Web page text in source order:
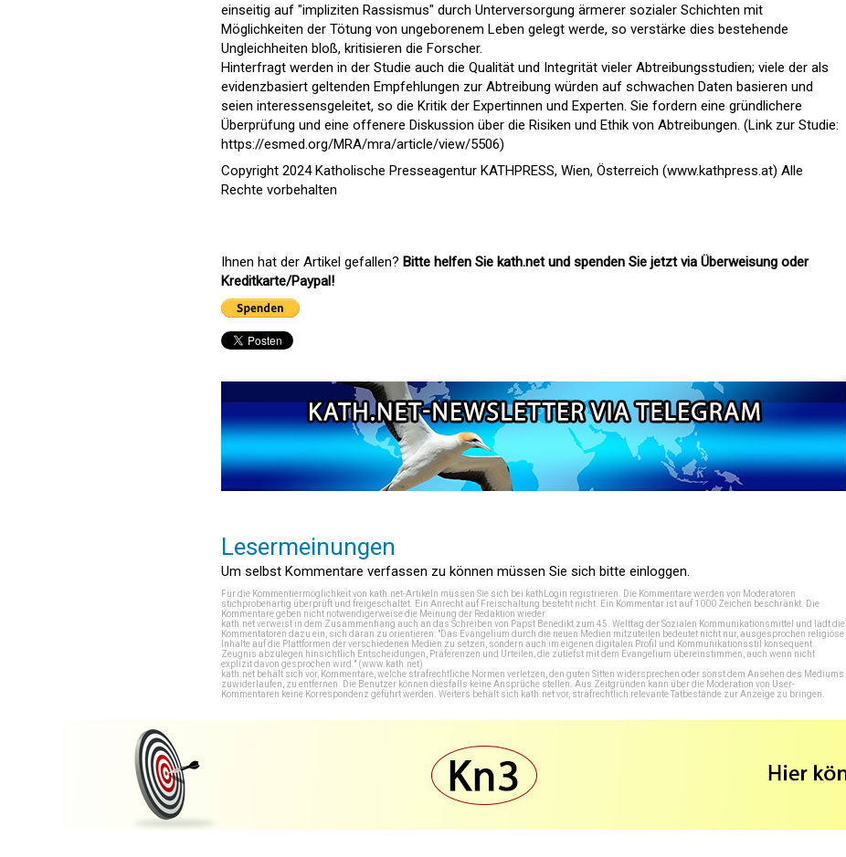
einseitig auf "impliziten Rassismus" durch Unterversorgung ärmerer sozialer Schichten mit
Möglichkeiten der Tötung von ungeborenem Leben gelegt werde, so verstärke dies bestehende
Ungleichheiten bloß, kritisieren die Forscher.
Hinterfragt werden in der Studie auch die Qualität und Integrität vieler Abtreibungsstudien; viele der als
evidenzbasiert geltenden Empfehlungen zur Abtreibung würden auf schwachen Daten basieren und
seien interessensgeleitet, so die Kritik der Expertinnen und Experten. Sie fordern eine gründlichere
Überprüfung und eine offenere Diskussion über die Risiken und Ethik von Abtreibungen. (Link zur Studie:
https://esmed.org/MRA/mra/article/view/5506)
Copyright 2024 Katholische Presseagentur KATHPRESS, Wien, Österreich (www.kathpress.at) Alle
Rechte vorbehalten
Ihnen hat der Artikel gefallen? Bitte helfen Sie kath.net und spenden Sie jetzt via Überweisung oder
Kreditkarte/Paypal!
Lesermeinungen
Um selbst Kommentare verfassen zu können müssen Sie sich bitte einloggen.
Für die Kommentiermöglichkeit von kath.net-Artikeln müssen Sie sich bei kathLogin registrieren . Die Kommentare werden von Moderatoren
stichprobenartig überprüft und freigeschaltet. Ein Anrecht auf Freischaltung besteht nicht. Ein Kommentar ist auf 1000 Zeichen beschränkt. Die
Kommentare geben nicht notwendigerweise die Meinung der Redaktion wieder.
kath.net verweist in dem Zusammenhang auch an das Schreiben von Papst Benedikt zum 45. Welttag der Sozialen Kommunikationsmittel und lädt die
Kommentatoren dazu ein, sich daran zu orientieren: "Das Evangelium durch die neuen Medien mitzuteilen bedeutet nicht nur, ausgesprochen religiöse
Inhalte auf die Plattformen der verschiedenen Medien zu setzen, sondern auch im eigenen digitalen Profil und Kommunikationsstil konsequent
Zeugnis abzulegen hinsichtlich Entscheidungen, Präferenzen und Urteilen, die zutiefst mit dem Evangelium übereinstimmen, auch wenn nicht
explizit davon gesprochen wird." (www.kath.net)
kath.net behält sich vor, Kommentare, welche strafrechtliche Normen verletzen, den guten Sitten widersprechen oder sonst dem Ansehen des Mediums
zuwiderlaufen, zu entfernen. Die Benutzer können diesfalls keine Ansprüche stellen. Aus Zeitgründen kann über die Moderation von User-
Kommentaren keine Korrespondenz geführt werden. Weiters behält sich kath.net vor, strafrechtlich relevante Tatbestände zur Anzeige zu bringen.